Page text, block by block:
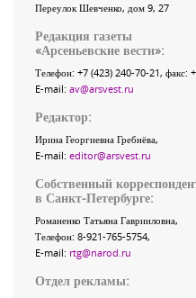
Переулок Шевченко, дом 9, 27
Редакция газеты
«Арсеньевские вести»:
Телефон: +7 (423) 240-70-21, факс:
E-mail: av@arsvest.ru
Редактор:
Ирина Георгиевна Гребнёва,
E-mail: editor@arsvest.ru
Собственный
в Санкт-Петербурге:
Романенко Татьяна Гаврииловна,
Телефон: 8-921-765-5754,
E-mail: rtg@narod.ru
Отдел рекламы: